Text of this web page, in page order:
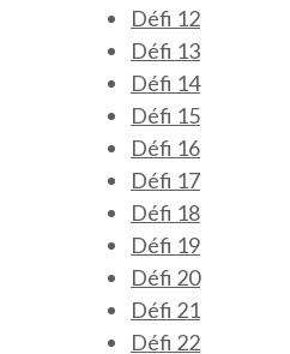
Défi 12
Défi 13
Défi 14
Défi 15
Défi 16
Défi 17
Défi 18
Défi 19
Défi 20
Défi 21
Défi 22